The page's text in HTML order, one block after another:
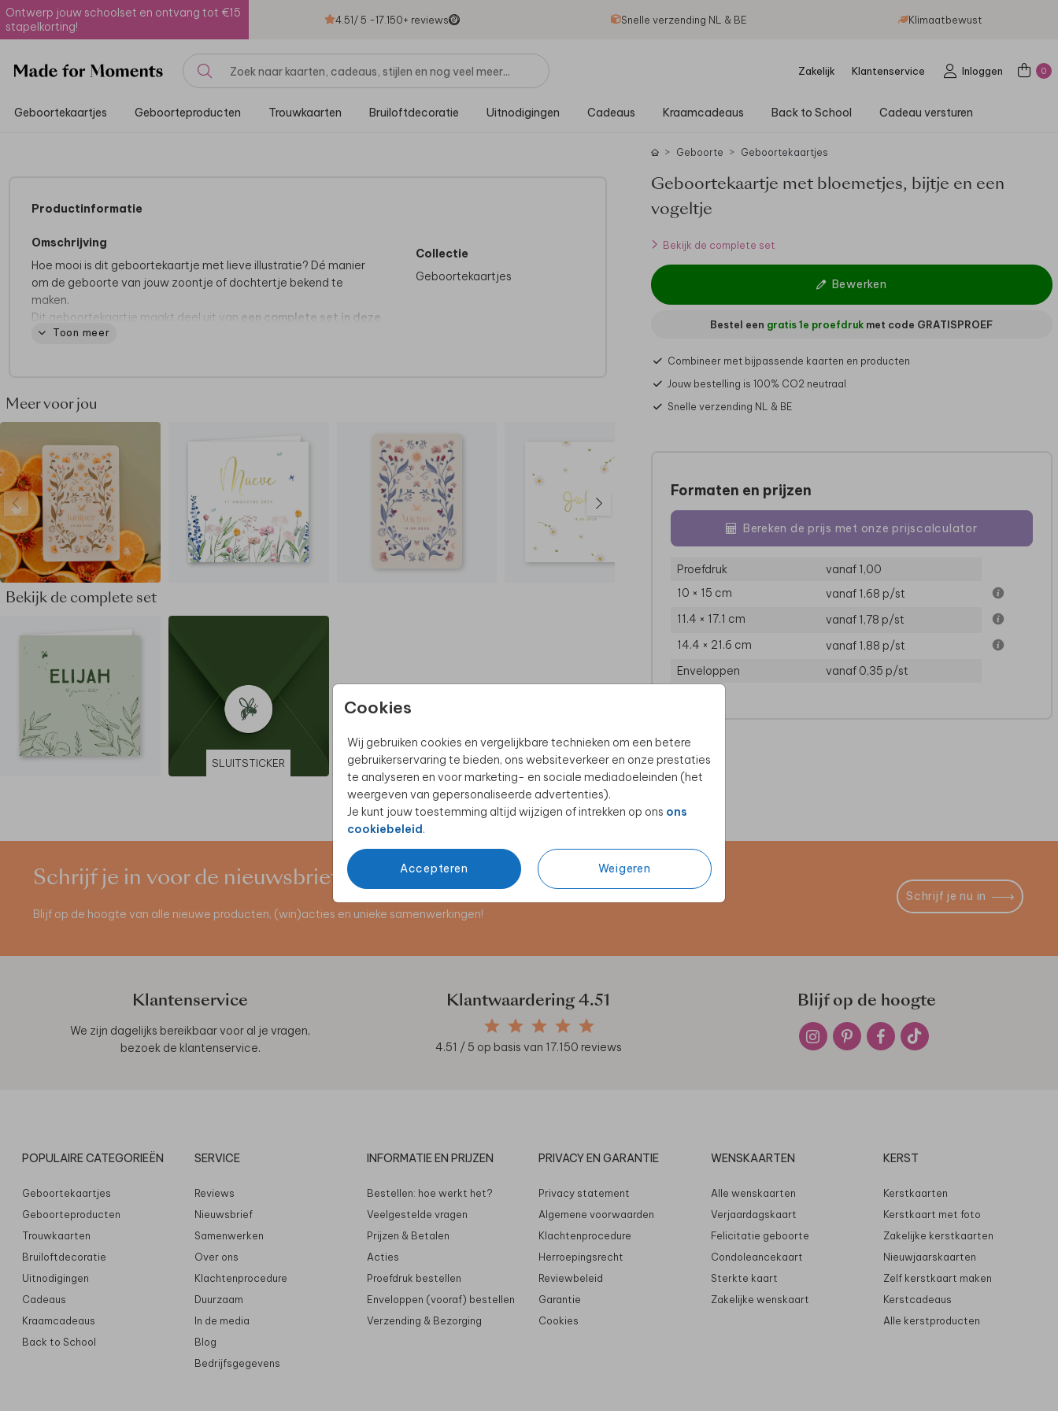
Ontwerp jouw schoolset en ontvang tot €15
stapelkorting!
4.51/ 5 -17.150+ reviews Snelle verzending NL & BE Klimaatbewust
Zakelijk Klantenservice Inloggen 0
Geboortekaartjes Geboorteproducten Trouwkaarten Bruiloftdecoratie Uitnodigingen Cadeaus Kraamcadeaus Back to School Cadeau versturen
Cookies
Wij gebruiken cookies en vergelijkbare technieken om een betere
gebruikerservaring te bieden, ons websiteverkeer en onze prestaties
te analyseren en voor marketing- en sociale mediadoeleinden (het
weergeven van gepersonaliseerde advertenties).
Je kunt jouw toestemming altijd wijzigen of intrekken op ons ons
cookiebeleid.
Accepteren Weigeren
Productinformatie
Omschrijving
Hoe mooi is dit geboortekaartje met lieve illustratie? Dé manier
om de geboorte van jouw zoontje of dochtertje bekend te
maken.
Dit geboortekaartje maakt deel uit van een complete set in deze
stijl.Toon meer
Collectie
Geboortekaartjes
Meer voor jou
Bekijk de complete set
SLUITSTICKER
Geboorte Geboortekaartjes
Geboortekaartje met bloemetjes, bijtje en een
vogeltje
Bekijk de complete set
Bewerken
Bestel een gratis 1e proefdruk met code GRATISPROEF
Combineer met bijpassende kaarten en producten
Jouw bestelling is 100% CO2 neutraal
Snelle verzending NL & BE
Formaten en prijzen
Bereken de prijs met onze prijscalculator
Proefdruk
vanaf 1,00
10 × 15 cm
vanaf 1,68 p/st
11.4 × 17.1 cm
vanaf 1,78 p/st
14.4 × 21.6 cm
vanaf 1,88 p/st
Enveloppen
vanaf 0,35 p/st
Schrijf je in voor de nieuwsbrief
Blijf op de hoogte van alle nieuwe producten, (win)acties en unieke samenwerkingen!
Schrijf je nu in
Klantenservice
We zijn dagelijks bereikbaar voor al je vragen,
bezoek de klantenservice.
Klantwaardering4.51
4.51 / 5 op basis van 17.150 reviews
Blijf op de hoogte
POPULAIRE CATEGORIEËN
Geboortekaartjes
Geboorteproducten
Trouwkaarten
Bruiloftdecoratie
Uitnodigingen
Cadeaus
Kraamcadeaus
Back to School
SERVICE
Reviews
Nieuwsbrief
Samenwerken
Over ons
Klachtenprocedure
Duurzaam
In de media
Blog
Bedrijfsgegevens
INFORMATIE EN PRIJZEN
Bestellen: hoe werkt het?
Veelgestelde vragen
Prijzen & Betalen
Acties
Proefdruk bestellen
Enveloppen (vooraf) bestellen
Verzending & Bezorging
PRIVACY EN GARANTIE
Privacy statement
Algemene voorwaarden
Klachtenprocedure
Herroepingsrecht
Reviewbeleid
Garantie
Cookies
WENSKAARTEN
Alle wenskaarten
Verjaardagskaart
Felicitatie geboorte
Condoleancekaart
Sterkte kaart
Zakelijke wenskaart
KERST
Kerstkaarten
Kerstkaart met foto
Zakelijke kerstkaarten
Nieuwjaarskaarten
Zelf kerstkaart maken
Kerstcadeaus
Alle kerstproducten